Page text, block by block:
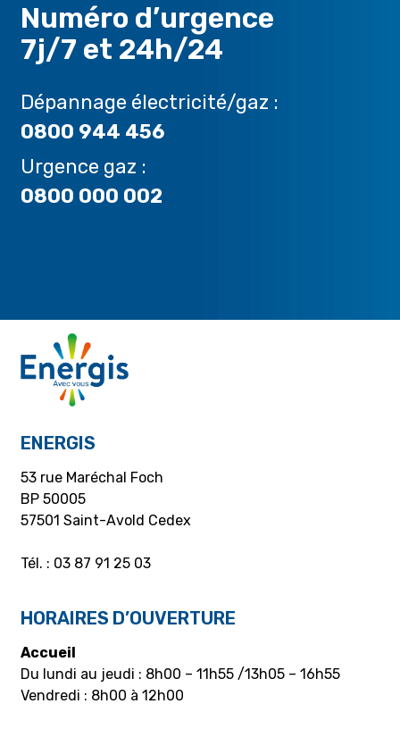
Numéro d’urgence
7j/7 et 24h/24
Dépannage électricité/gaz :
0800 944 456
Urgence gaz :
0800 000 002
ENERGIS
53 rue Maréchal Foch
BP 50005
57501 Saint-Avold Cedex
Tél. : 03 87 91 25 03
HORAIRES D’OUVERTURE
Accueil
Du lundi au jeudi : 8h00 – 11h55 /13h05 – 16h55
Vendredi : 8h00 à 12h00